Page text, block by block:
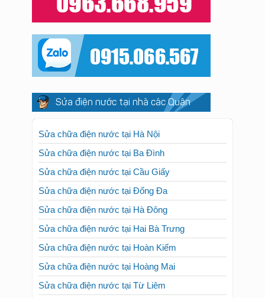
Sửa điện nước tại nhà các Quận
Sửa chữa điện nước tại Hà Nội
Sửa chữa điện nước tại Ba Đình
Sửa chữa điện nước tại Cầu Giấy
Sửa chữa điện nước tại Đống Đa
Sửa chữa điện nước tại Hà Đông
Sửa chữa điện nước tại Hai Bà Trưng
Sửa chữa điện nước tại Hoàn Kiếm
Sửa chữa điện nước tại Hoàng Mai
Sửa chữa điện nước tại Từ Liêm